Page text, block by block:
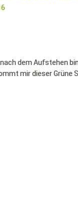
dem Aufstehen
mir dieser